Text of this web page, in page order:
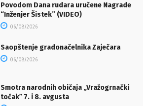
Povodom Dana rudara uručene Nagrade
“Inženjer Šistek” (VIDEO)
06/08/2026
Saopštenje gradonačelnika Zaječara
06/08/2026
Smotra narodnih običaja „Vražogrnački
točakˮ 7. i 8. avgusta